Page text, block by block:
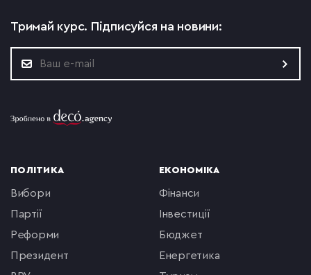
Тримай курс. Підписуйся на новини:
ПОЛІТИКА
вибори
партії
реформи
президент
ЕКОНОМІКА
фінанси
інвестиції
бюджет
енергетика